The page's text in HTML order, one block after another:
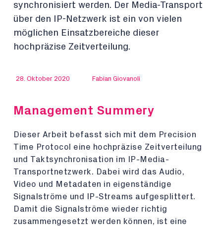
synchronisiert werden. Der Media-Transport
über den IP-Netzwerk ist ein von vielen
möglichen Einsatzbereiche dieser
hochpräzise Zeitverteilung.
28. Oktober 2020 Fabian Giovanoli
Management Summery
Dieser Arbeit befasst sich mit dem Precision
Time Protocol eine hochpräzise Zeitverteilung
und Taktsynchronisation im IP-Media-
Transportnetzwerk. Dabei wird das Audio,
Video und Metadaten in eigenständige
Signalströme und IP-Streams aufgesplittert.
Damit die Signalströme wieder richtig
zusammengesetzt werden können, ist eine